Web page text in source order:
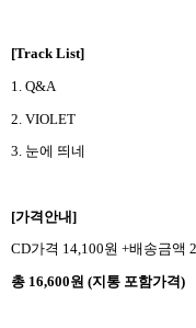
[Track List]
1. Q&A
2. VIOLET
3. 눈에 띄네
[가격안내]
CD가격 14,100원 +배송금액
총 16,600원 (지통 포함가격)